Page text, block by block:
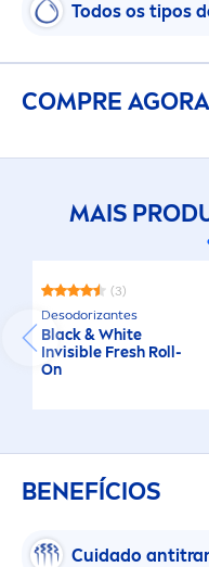
Todos os tipos
COMPRE AGORA
MAIS
(3)
Desodorizantes
Black&White
Invisible Fresh Roll-
On
BENEFÍCIOS
Cuidado